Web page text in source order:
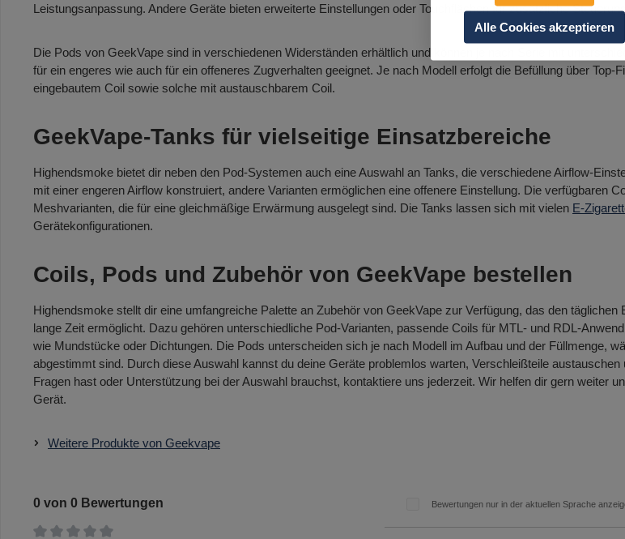
Leistungsanpassung. Andere Geräte bieten erweiterte Einstellungen oder Touchflächen für zusätzliche
Die Pods von GeekVape sind in verschiedenen Widerständen erhältlich und können je nach Serie mit
für ein engeres wie auch für ein offeneres Zugverhalten geeignet. Je nach Modell erfolgt die Befüllung über
eingebautem Coil sowie solche mit austauschbarem Coil.
GeekVape-Tanks für vielseitige Einsatzbereiche
Highendsmoke bietet dir neben den Pod-Systemen auch eine Auswahl an Tanks, die verschiedene Airflow-
mit einer engeren Airflow konstruiert, andere Varianten ermöglichen eine offenere Einstellung. Die verfügbaren
Meshvarianten, die für eine gleichmäßige Erwärmung ausgelegt sind. Die Tanks lassen sich mit vielen E-
Gerätekonfigurationen.
Coils, Pods und Zubehör von GeekVape bestellen
Highendsmoke stellt dir eine umfangreiche Palette an Zubehör von GeekVape zur Verfügung, das den
lange Zeit ermöglicht. Dazu gehören unterschiedliche Pod-Varianten, passende Coils für MTL- und RDL-
wie Mundstücke oder Dichtungen. Die Pods unterscheiden sich je nach Modell im Aufbau und der Füllmenge,
abgestimmt sind. Durch diese Auswahl kannst du deine Geräte problemlos warten, Verschleißteile
Fragen hast oder Unterstützung bei der Auswahl brauchst, kontaktiere uns jederzeit. Wir helfen dir gern weiter
Gerät.
Weitere Produkte von Geekvape
0 von 0 Bewertungen Bewertungen nur in der aktuellen Sprache
Alle Cookies akzeptieren